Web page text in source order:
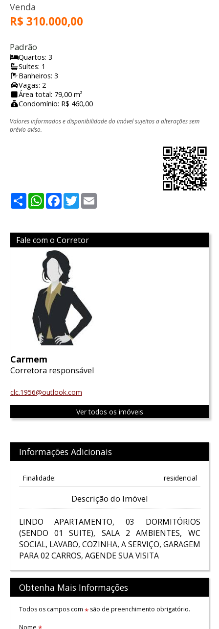
Venda
R$ 310.000,00
Padrão
Quartos: 3
Suítes: 1
Banheiros: 3
Vagas: 2
Área total: 79,00 m²
Condomínio: R$ 460,00
Valores informados e disponibilidade do imóvel sujeitos a alterações sem
prévio aviso.
ShareWhatsApp
Facebook
Twitter
Fale com o Corretor
Carmem
Corretora responsável
clc.1956@outlook.com
Ver todos os imóveis
Informações Adicionais
Finalidade: residencial
Descrição do Imóvel
LINDO APARTAMENTO, 03 DORMITÓRIOS
(SENDO 01 SUITE), SALA 2 AMBIENTES, WC
SOCIAL, LAVABO, COZINHA, A SERVIÇO, GARAGEM
PARA 02 CARROS, AGENDE SUA VISITA
Obtenha Mais Informações
Todos os campos com *são de preenchimento obrigatório.
Nome